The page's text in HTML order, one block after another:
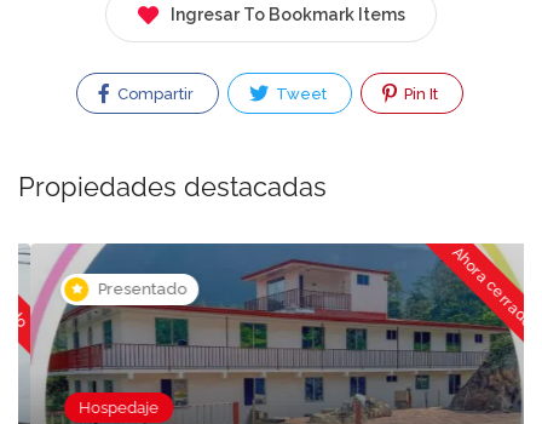
Ingresar To Bookmark Items
Compartir Tweet Pin It
Propiedades destacadas
Presentado Ahora cerrado
Hospedaje